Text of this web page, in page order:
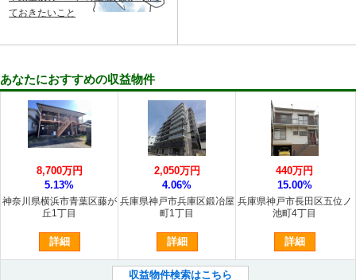
ておきたいこと
あなたにおすすめの収益物件
神奈川県横浜市青葉区藤が
丘1丁目
8,700万円
5.13%
詳細
兵庫県神戸市兵庫区鍛冶屋
町1丁目
2,050万円
4.06%
詳細
兵庫県神戸市長田区五位ノ
池町4丁目
440万円
15.00%
詳細
収益物件検索はこちら